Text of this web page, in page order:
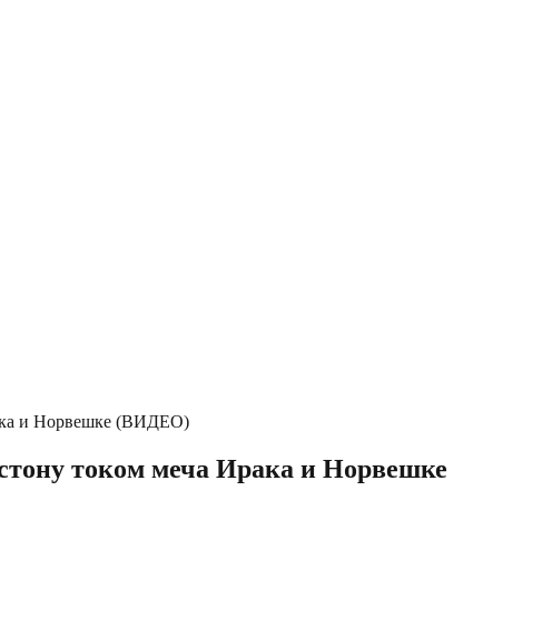
и Норвешке (ВИДЕО)
током меча Ирака и Норвешке